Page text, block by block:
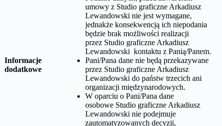
Informacje
dodatkowe
umowy z Studio graficzne Arkadiusz
Lewandowski nie jest wymagane,
jednakże konsekwencją ich niepodania
będzie brak możliwości realizacji
przez Studio graficzne Arkadiusz
Lewandowski kontaktu z Panią/Panem.
Pani/Pana dane nie będą przekazywane
przez Studio graficzne Arkadiusz
Lewandowski do państw trzecich ani
organizacji międzynarodowych.
W oparciu o Pani/Pana dane
osobowe Studio graficzne Arkadiusz
Lewandowski nie podejmuje
zautomatyzowanych decyzji,